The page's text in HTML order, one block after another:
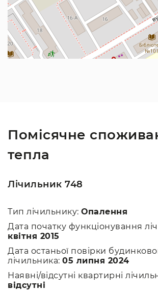
Помісячне
тепла
Лічильник 748
Тип лічильнику: Опалення
Дата початку функціонування
квітня 2015
Дата останьої повірки
лічильника: 05 липня 2024
Наявні/відсутні квартирні
відсутні